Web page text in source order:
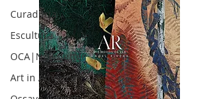
Curaduria
Escultura
OCA|Newsletter
Art in America